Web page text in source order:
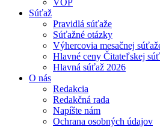
VOP
Súťaž
Pravidlá súťaže
Súťažné otázky
Výhercovia mesačnej
Hlavné ceny Čitateľskej
Hlavná súťaž 2026
O nás
Redakcia
Redakčná rada
Napíšte nám
Ochrana osobných údajov